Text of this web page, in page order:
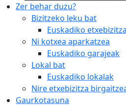
Zer behar duzu?
Bizitzeko leku bat
Euskadiko
Ni kotxea aparkatzea
Euskadiko garajeak
Lokal bat
Euskadiko lokalak
Nire etxebizitza
Gaurkotasuna